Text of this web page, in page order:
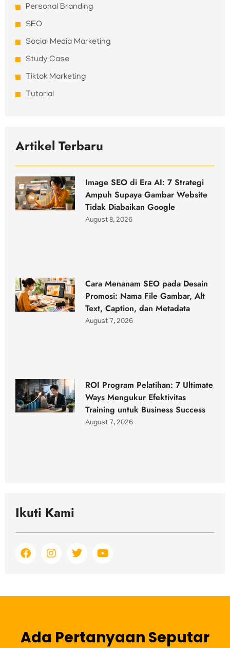
Personal Branding
SEO
Social Media Marketing
Study Case
Tiktok Marketing
Tutorial
Artikel Terbaru
Image SEO di Era AI: 7 Strategi
Ampuh Supaya Gambar Website
Tidak Diabaikan Google
August 8, 2026
Cara Menanam SEO pada Desain
Promosi: Nama File Gambar, Alt
Text, Caption, dan Metadata
August 7, 2026
ROI Program Pelatihan: 7 Ultimate
Ways Mengukur Efektivitas
Training untuk Business Success
August 7, 2026
Ikuti Kami
F
a
o
I
n
g
m
T
w
e
Y
o
b
Ada Pertanyaan Seputar